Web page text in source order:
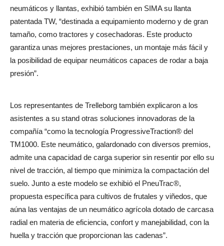
neumáticos y llantas, exhibió también en SIMA su llanta
patentada TW, “destinada a equipamiento moderno y de gran
tamaño, como tractores y cosechadoras. Este producto
garantiza unas mejores prestaciones, un montaje más fácil y
la posibilidad de equipar neumáticos capaces de rodar a baja
presión”.
Los representantes de Trelleborg también explicaron a los
asistentes a su stand otras soluciones innovadoras de la
compañía “como la tecnología ProgressiveTraction® del
TM1000. Este neumático, galardonado con diversos premios,
admite una capacidad de carga superior sin resentir por ello su
nivel de tracción, al tiempo que minimiza la compactación del
suelo. Junto a este modelo se exhibió el PneuTrac®,
propuesta específica para cultivos de frutales y viñedos, que
aúna las ventajas de un neumático agrícola dotado de carcasa
radial en materia de eficiencia, confort y manejabilidad, con la
huella y tracción que proporcionan las cadenas”.